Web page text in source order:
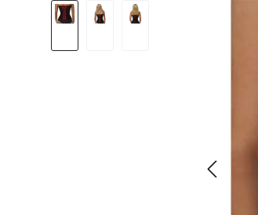
Bildergalerie überspringen